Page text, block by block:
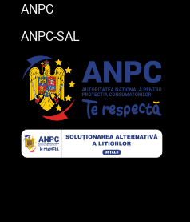
ANPC
ANPC-SAL